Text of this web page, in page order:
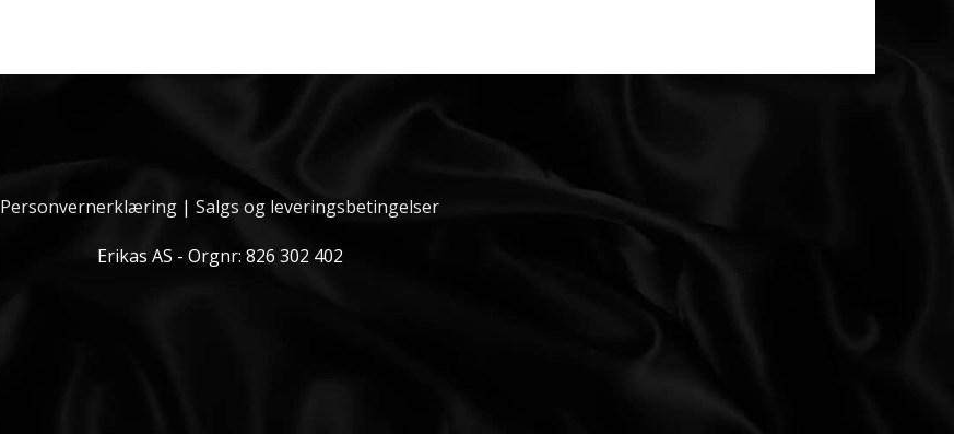
Personvernerklæring | Salgs og leveringsbetingelser
Erikas AS - Orgnr: 826 302 402